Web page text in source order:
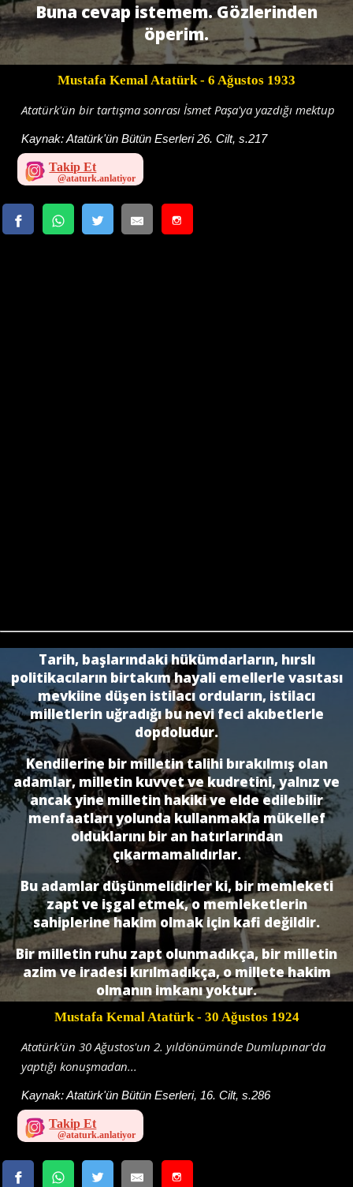
Buna cevap istemem. Gözlerinden
öperim.
Mustafa Kemal Atatürk- 6 Ağustos 1933
Atatürk'ün bir tartışma sonrası İsmet Paşa'ya yazdığı mektup
Kaynak:Atatürk'ün Bütün Eserleri 26. Cilt, s.217
Takip Et
Tarih, başlarındaki hükümdarların, hırslı
politikacıların birtakım hayali emellerle vasıtası
mevkiine dü­şen istilacı orduların, istilacı
milletlerin uğradığı bu nevi feci akıbetlerle
dopdoludur.
Kendilerine bir milletin talihi bırakılmış olan
adamlar, milletin kuvvet ve kudretini, yalnız ve
ancak yine milletin hakiki ve elde edilebilir
menfaatları yolunda kullanmakla mükellef
olduklarını bir an hatırlarından
çıkarmamalıdırlar.
Bu adamlar düşünmelidirler ki, bir memleketi
zapt ve işgal etmek, o memleketlerin
sahiplerine hakim olmak için kafi değildir.
Bir milletin ruhu zapt olunmadıkça, bir milletin
azim ve iradesi kırılmadıkça, o millete hakim
olmanın imkanı yoktur.
Mustafa Kemal Atatürk- 30 Ağustos 1924
Atatürk'ün 30 Ağustos'un 2. yıldönümünde Dumlupınar'da
yaptığı konuşmadan...
Kaynak:Atatürk'ün Bütün Eserleri, 16. Cilt, s.286
Takip Et